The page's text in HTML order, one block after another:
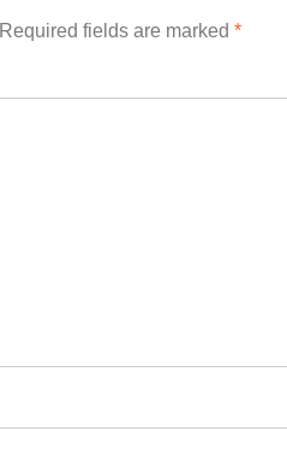
Required fields are marked *